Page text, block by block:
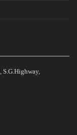
S.G.Highway,